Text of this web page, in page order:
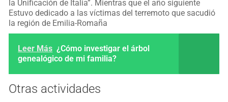
la Unificación de Italia”. Mientras que el año siguiente
Estuvo dedicado a las víctimas del terremoto que sacudió
la región de Emilia-Romaña
Leer Más ¿Cómo investigar el árbol
genealógico de mi familia?
Otras actividades